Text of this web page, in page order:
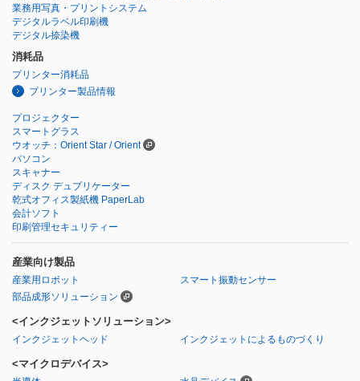
業務用写真・プリントシステム
デジタルラベル印刷機
デジタル捺染機
消耗品
プリンター消耗品
プリンター製品情報
プロジェクター
スマートグラス
ウオッチ：Orient Star / Orient
パソコン
スキャナー
ディスク デュプリケーター
乾式オフィス製紙機 PaperLab
会計ソフト
印刷管理セキュリティー
産業向け製品
産業用ロボット
スマート振動センサー
部品成形ソリューション
<インクジェットソリューション>
インクジェットヘッド インクジェットによるものづくり
<マイクロデバイス>